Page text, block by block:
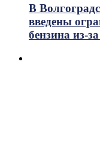
В
введены
бензина из-